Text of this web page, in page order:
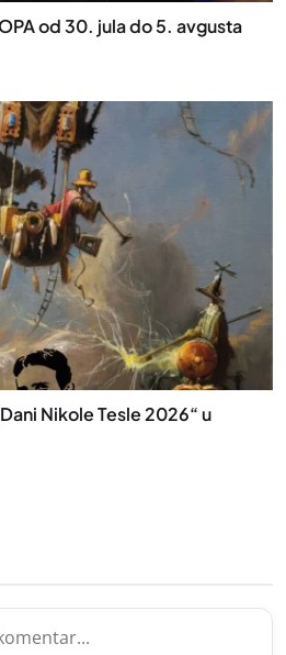
od 30. jula do 5. avgusta
Nikole Tesle 2026“ u